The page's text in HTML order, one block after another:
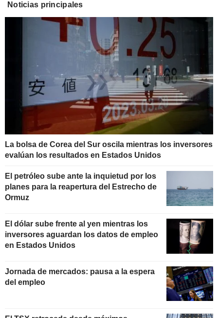
Noticias principales
La bolsa de Corea del Sur oscila mientras los inversores
evalúan los resultados en Estados Unidos
El petróleo sube ante la inquietud por los
planes para la reapertura del Estrecho de
Ormuz
El dólar sube frente al yen mientras los
inversores aguardan los datos de empleo
en Estados Unidos
Jornada de mercados: pausa a la espera
del empleo